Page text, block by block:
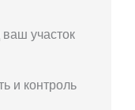
ваш участок
и контроль